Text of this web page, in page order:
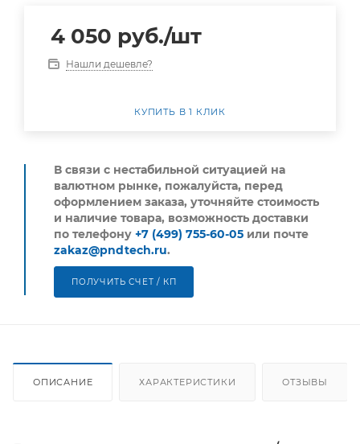
4 050 руб./шт
Нашли дешевле?
КУПИТЬ В 1 КЛИК
В связи с нестабильной ситуацией на
валютном рынке, пожалуйста, перед
оформлением заказа, уточняйте стоимость
и наличие товара, возможность доставки
по телефону +7 (499) 755-60-05 или почте
zakaz@pndtech.ru.
ПОЛУЧИТЬ СЧЕТ / КП
ОПИСАНИЕ ХАРАКТЕРИСТИКИ ОТЗЫВЫ